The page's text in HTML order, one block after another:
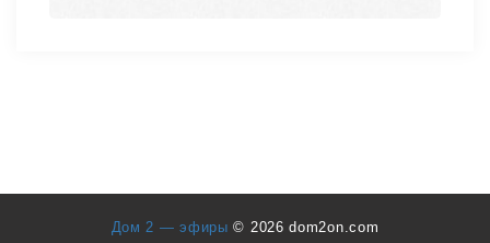
Дом 2 — эфиры© 2026 dom2on.com